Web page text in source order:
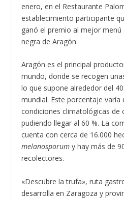
enero, en el Restaurante
establecimiento participante
ganó el premio al mejor
negra de Aragón.
Aragón es el principal
mundo, donde se recogen
lo que supone alrededor del
mundial. Este porcentaje varía
condiciones climatológicas de
pudiendo llegar al 60 %. La
cuenta con cerca de 16.000
melanosporum y hay más de
recolectores.
«Descubre la trufa», ruta
desarrolla en Zaragoza y